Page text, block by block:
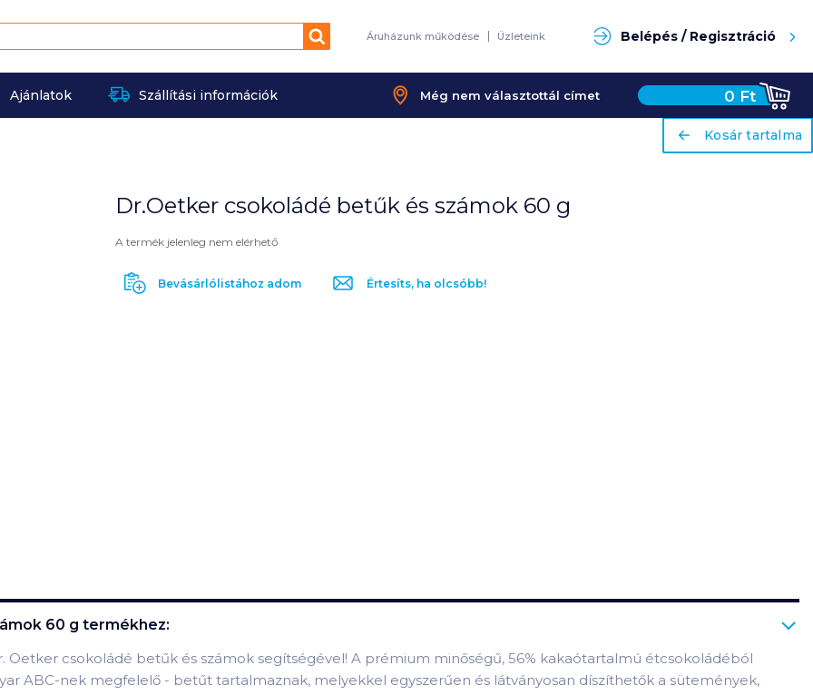
Keresés Áruházunk működése Üzleteink Belépés / Regisztráció
Ajánlatok Szállítási információk Még nem választottál címet 0 Ft
ariaLabel
Kosár tartalma
Dr.Oetker csokoládé betűk és számok 60 g
A termék jelenleg nem elérhető
Bevásárlólistához adom Értesíts, ha olcsóbb!
60 g termékhez:
csokoládé betűk és számok segítségével! A prémium minőségű, 56% kakaótartalmú étcsokoládéból
ABC-nek megfelelő - betűt tartalmaznak, melyekkel egyszerűen és látványosan díszíthetők a sütemények,